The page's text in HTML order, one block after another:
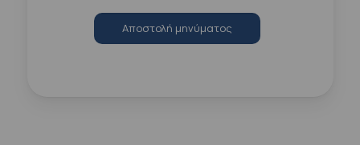
Αποστολή μηνύματος